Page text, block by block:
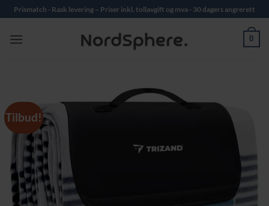
Skip
to
content
Prismatch - Rask levering – Priser inkl. tollavgift og mva - 30 dagers angrerett
0
Tilbud!